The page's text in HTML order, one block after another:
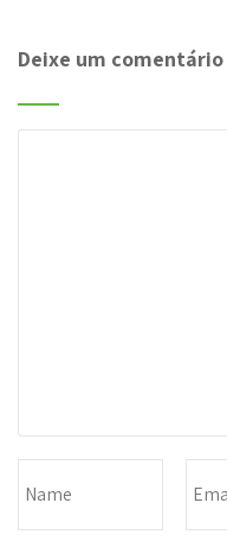
Deixe um comentário